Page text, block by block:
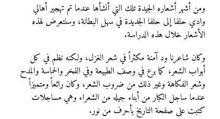
ومن أشهر أشعاره الجيدة تلك التي أنشأها عندما تم تهجير أهالي
وادي حلفا إلى حلفا الجديدة في سهل البطانة، وسنتعرض لهذه
الأشعار خلال هذه الدراسة.
وكان شاعرنا ود آمنة مكثراً في شعر الغزل، ولكنه نظم في كل
أبواب الشعر، كما برع في وصف الطبيعة وفي الفخر والحماسة والمدح
وشعر الفكاهة وغير ذلك من ضروب الشعر، وكان رائعاً ومتميزاً
عندما ساجل الكبار من أبناء جيله من الشعراء وهي مساجلات
كتبت على صفحة التاريخ بأحرف من نور.